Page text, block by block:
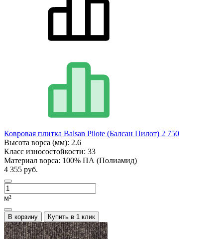
Ковровая плитка Balsan Pilote (Балсан Пилот) 2 750
Высота ворса (мм): 2.6
Класс износостойкости: 33
Материал ворса: 100% ПА (Полиамид)
4 355 руб.
м²
В корзину Купить в 1 клик